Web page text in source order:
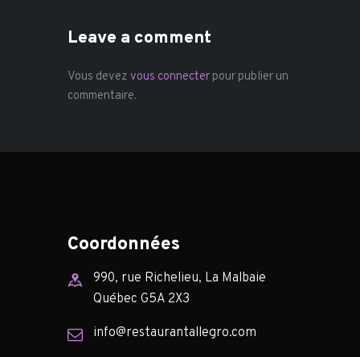
Leave a comment
Vous devez vous connecter pour publier un
commentaire.
Coordonnées
990, rue Richelieu, La Malbaie
Québec G5A 2X3
info@restaurantallegro.com